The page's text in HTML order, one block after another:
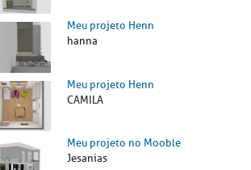
Meu projeto Henn
hanna
Meu projeto Henn
CAMILA
Meu projeto no Mooble
Jesanias